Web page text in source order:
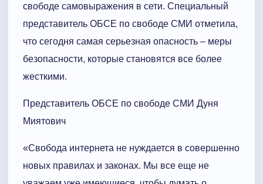
свободе самовыражения в сети. Специальный
представитель ОБСЕ по свободе СМИ отметила,
что сегодня самая серьезная опасность – меры
безопасности, которые становятся все более
жесткими.
Представитель ОБСЕ по свободе СМИ Дуня
Миятович
«Свобода интернета не нуждается в совершенно
новых правилах и законах. Мы все еще не